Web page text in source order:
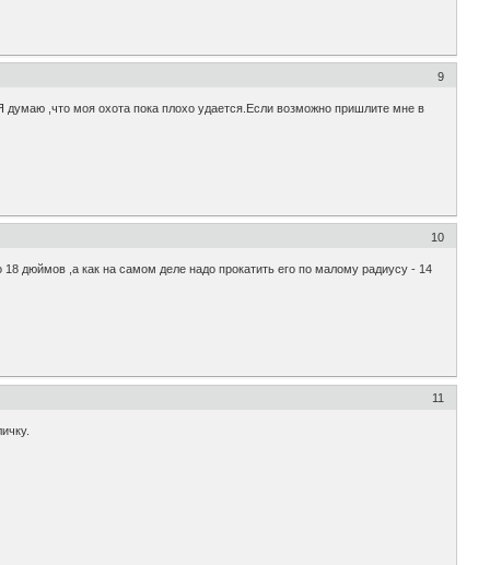
9
думаю ,что моя охота пока плохо удается.Если возможно пришлите мне в
10
,а как на самом деле надо прокатить его по малому радиусу - 14
11